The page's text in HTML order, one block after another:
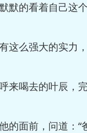
默的看着自己这
这么强大的实力
来喝去的叶辰，
的面前，问道：“